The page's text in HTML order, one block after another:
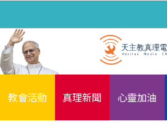
教會活動 真理新聞 心靈加油